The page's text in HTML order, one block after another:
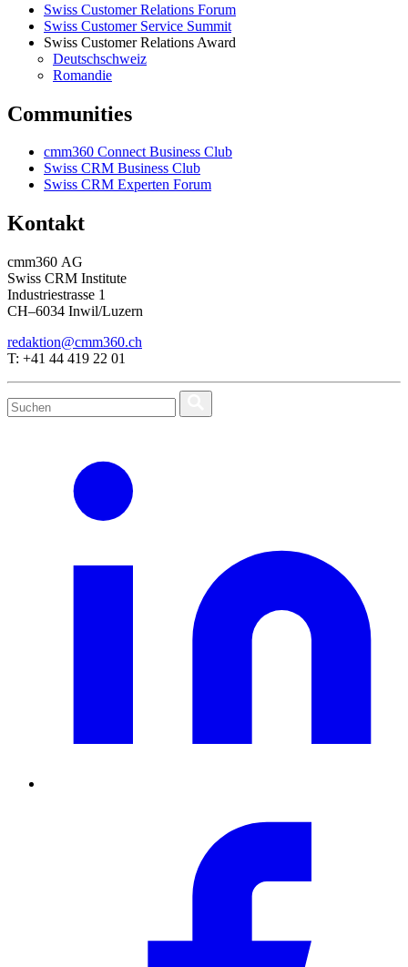
Swiss Customer Relations Forum
Swiss Customer Service Summit
Swiss Customer Relations Award
Deutschschweiz
Romandie
Communities
cmm360 Connect Business Club
Swiss CRM Business Club
Swiss CRM Experten Forum
Kontakt
cmm360 AG
Swiss CRM Institute
Industriestrasse 1
CH–6034 Inwil/Luzern
redaktion@cmm360.ch
T: +41 44 419 22 01